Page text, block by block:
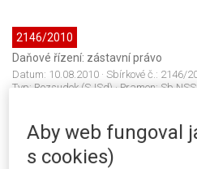
2146/2010
Daňové řízení: zástavní právo
Datum: 10.08.2010 · Sbírkové č.: 2146/
Typ: Rozsudek (SJSd) · Pramen: Sb.NSS
- 42; JUD161565CZ 9 Afs 70/2009 - 66;
Aby web fungoval
s cookies)